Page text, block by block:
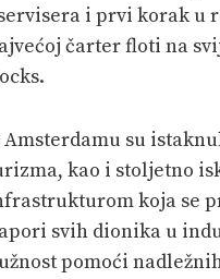
i prvi korak u
čarter floti na
Amsterdamu su
kao i stoljetno
koja se
svih dionika u
pomoći